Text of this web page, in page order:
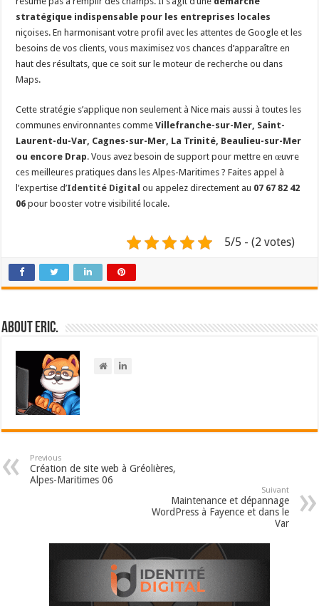
stratégique indispensable pour les entreprises locales
niçoises. En harmonisant votre profil avec les attentes de Google et les
besoins de vos clients, vous maximisez vos chances d’apparaître en
haut des résultats, que ce soit sur le moteur de recherche ou dans
Maps.
Cette stratégie s’applique non seulement à Nice mais aussi à toutes les
communes environnantes commeVillefranche-sur-Mer, Saint-
Laurent-du-Var, Cagnes-sur-Mer, La Trinité, Beaulieu-sur-Mer
ou encore Drap. Vous avez besoin de support pour mettre en œuvre
ces meilleures pratiques dans les Alpes-Maritimes ? Faites appel à
l’expertise d’Identité Digital ou appelez directement au 07 67 82 42
06 pour booster votre visibilité locale.
5/5 - (2 votes)
About Eric.
Previous
Création de site web à Gréolières,
Alpes-Maritimes 06
Suivant
Maintenance et dépannage
WordPress à Fayence et dans le
Var